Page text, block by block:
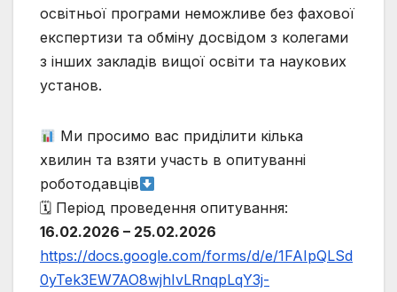
освітньої програми неможливе без фахової
експертизи та обміну досвідом з колегами
з інших закладів вищої освіти та наукових
установ.
Ми просимо вас приділити кілька
хвилин та взяти участь в опитуванні
роботодавців
🗓 Період проведення опитування:
16.02.2026 – 25.02.2026
https://docs.google.com/forms/d/e/1FAIpQLSd
0yTek3EW7AO8wjhIvLRnqpLqY3j-